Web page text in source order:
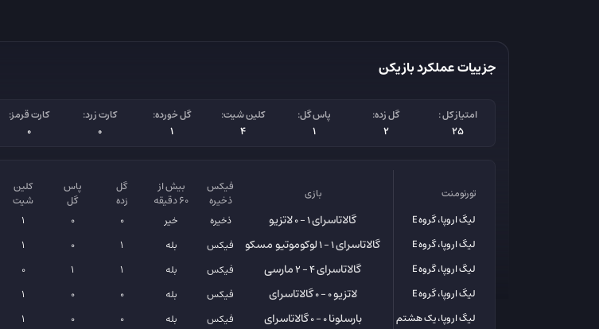
جزییات عملکرد بازیکن
امتیاز کل :
25
گل زده:
2
پاس گل:
1
کلین شیت:
4
گل خورده:
1
کارت زرد:
0
کارت قرمز:
0
تورنومنت بازی
فیکس
ذخیره
بیش از
۶۰ دقیقه
گل
زده
پاس
گل
کلین
شیت
لیگ اروپا، گروه E
گالاتاسرای1 - 0 لاتزیو ذخیره خیر 0
0
1
لیگ اروپا، گروه E
گالاتاسرای1 - 1 لوکوموتیو مسکو فیکس بله 1
0
1
لیگ اروپا، گروه E
گالاتاسرای4 - 2 مارسی فیکس بله 1
1
0
لیگ اروپا، گروه E
لاتزیو0 - 0 گالاتاسرای فیکس بله 0
0
1
لیگ اروپا، یک هشتم
بارسلونا0 - 0 گالاتاسرای فیکس بله 0
0
1